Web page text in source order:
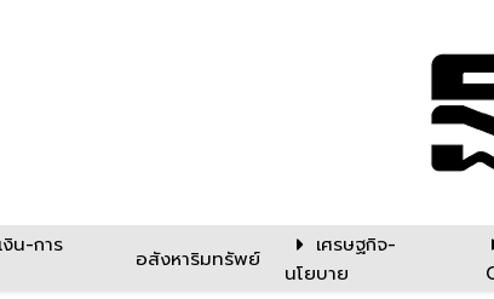
งิน-การ
อสังหาริมทรัพย์
เศรษฐกิจ-
นโยบาย